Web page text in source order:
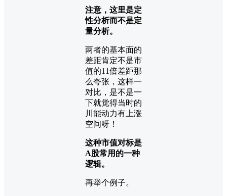
注意，这里是定
性分析而不是定
量分析。
两者的基本面的
差距肯定不是市
值的11倍差距那
么夸张，这样一
对比，是不是一
下就觉得当时的
川能动力有上涨
空间呀！
这种市值对标是
A股常用的一种
逻辑。
再举个例子。